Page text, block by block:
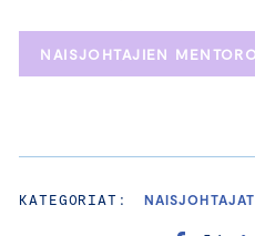
NAISJOHTAJIEN
KATEGORIAT: NAISJOHTAJAT